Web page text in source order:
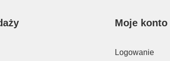
Moje konto
Logowanie